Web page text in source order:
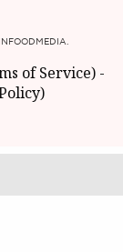
of Service)-